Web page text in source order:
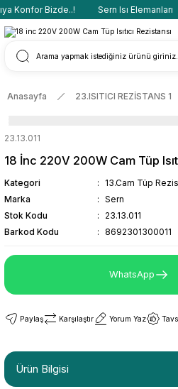
Konfor Bizde..! Sern Isı Elemanları
Anasayfa 23.ISITICI REZİSTANS 1
23.13.011
18 İnc 220V 200W Cam Tüp
Kategori
13.Cam Tüp
Marka
Sern
Stok Kodu
23.13.011
Barkod Kodu
8692301300011
WhatsApp
Paylaş Karşılaştır Yorum Yaz
Ürün Bilgisi